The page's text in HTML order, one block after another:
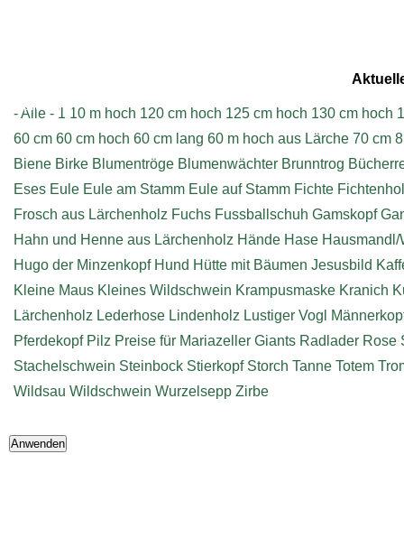
- Alle - 1 10 m hoch 120 cm hoch 125 cm hoch 130 cm hoch
60 cm 60 cm hoch 60 cm lang 60 m hoch aus Lärche 70 cm
Biene Birke Blumentröge Blumenwächter Brunntrog
Eses Eule Eule am Stamm Eule auf Stamm Fichte
Frosch aus Lärchenholz Fuchs Fussballschuh Gamskopf
Hahn und Henne aus Lärchenholz Hände Hase Hausmandl/
Hugo der Minzenkopf Hund Hütte mit Bäumen Jesusbild
Kleine Maus Kleines Wildschwein Krampusmaske Kranich
Lärchenholz Lederhose Lindenholz Lustiger Vogl
Pferdekopf Pilz Preise für Mariazeller Giants Radlader Rose
Stachelschwein Steinbock Stierkopf Storch Tanne Totem
Wildsau Wildschwein Wurzelsepp Zirbe
Impressum